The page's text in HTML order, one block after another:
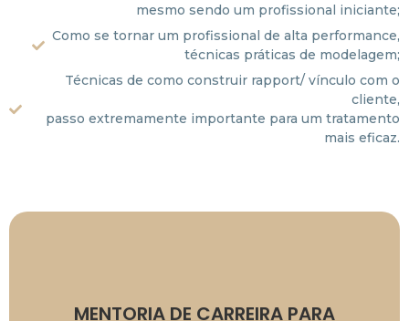
mesmo sendo um profissional iniciante;
Como se tornar um profissional de alta performance,
técnicas práticas de modelagem;
Técnicas de como construir rapport/ vínculo com o
cliente,
passo extremamente importante para um tratamento
mais eficaz.
MENTORIA DE CARREIRA PARA
Consultar valores.